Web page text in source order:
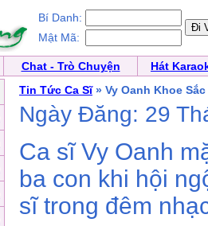
Bí Danh:
Mật Mã:
Chat - Trò Chuyện
Hát
Tin Tức Ca Sĩ» Vy Oanh Khoe
Ngày Đăng: 29
Ca sĩ Vy Oanh
ba con khi hội
sĩ trong đêm